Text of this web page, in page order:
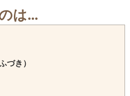
は…
ふづき）